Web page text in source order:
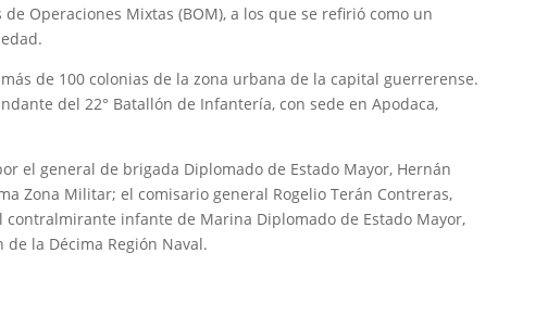
Operaciones Mixtas (BOM), a los que se refirió como un
de 100 colonias de la zona urbana de la capital guerrerense.
del 22° Batallón de Infantería, con sede en Apodaca,
el general de brigada Diplomado de Estado Mayor, Hernán
Zona Militar; el comisario general Rogelio Terán Contreras,
infante de Marina Diplomado de Estado Mayor,
la Décima Región Naval.